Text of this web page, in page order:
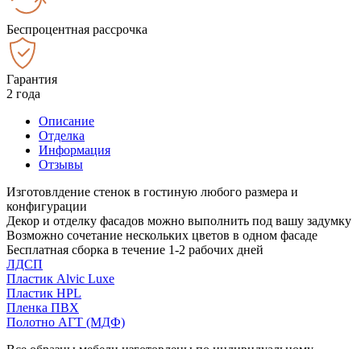
Беспроцентная рассрочка
Гарантия
2 года
Описание
Отделка
Информация
Отзывы
Изготовлдение стенок в гостиную любого размера и
конфигурации
Декор и отделку фасадов можно выполнить под вашу задумку
Возможно сочетание нескольких цветов в одном фасаде
Бесплатная сборка в течение 1-2 рабочих дней
ЛДСП
Пластик Alvic Luxe
Пластик HPL
Пленка ПВХ
Полотно АГТ (МДФ)